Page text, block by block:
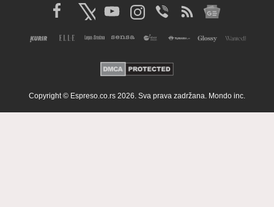
Copyright © Espreso.co.rs 2026. Sva prava zadržana. Mondo inc.